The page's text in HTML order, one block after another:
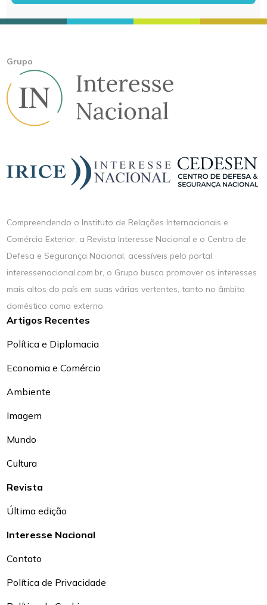
Grupo
Compreendendo o Instituto de Relações Internacionais e
Comércio Exterior, a Revista Interesse Nacional e o Centro de
Defesa e Segurança Nacional, acessíveis pelo portal
interessenacional.com.br, o Grupo busca promover os interesses
mais altos do país em suas várias vertentes, tanto no âmbito
doméstico como externo.
Artigos Recentes
Política e Diplomacia
Economia e Comércio
Ambiente
Imagem
Mundo
Cultura
Revista
Última edição
Interesse Nacional
Contato
Política de Privacidade